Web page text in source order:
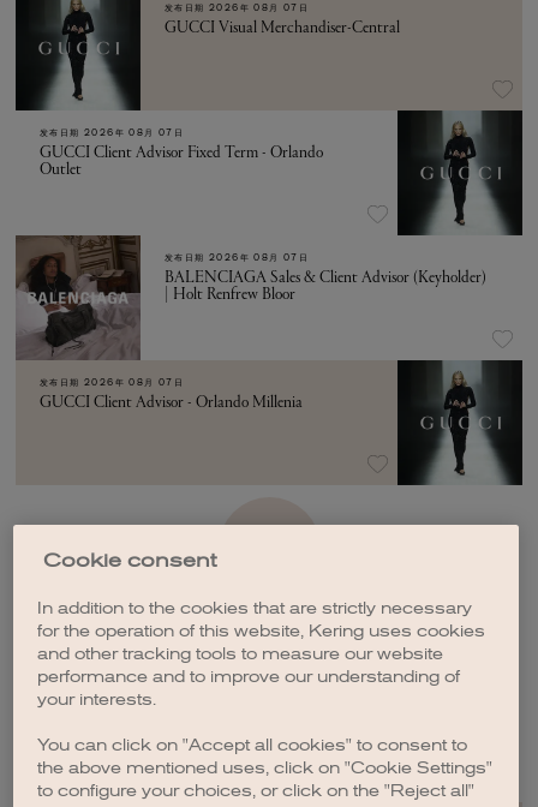
发布日期 2026年 08月 07日
GUCCI Visual Merchandiser-Central
发布日期 2026年 08月 07日
GUCCI Client Advisor Fixed Term - Orlando
Outlet
发布日期 2026年 08月 07日
BALENCIAGA Sales & Client Advisor (Keyholder)
| Holt Renfrew Bloor
发布日期 2026年 08月 07日
GUCCI Client Advisor - Orlando Millenia
Cookie consent
In addition to the cookies that are strictly necessary
for the operation of this website, Kering uses cookies
and other tracking tools to measure our website
performance and to improve our understanding of
your interests.
You can click on "Accept all cookies" to consent to
the above mentioned uses, click on "Cookie Settings"
to configure your choices, or click on the "Reject all"